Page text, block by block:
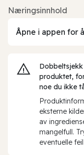
Næringsinnhold
Åpne i appen for
produktet,
noe du ikke
eksterne
av
mangelfull.
eventuelle